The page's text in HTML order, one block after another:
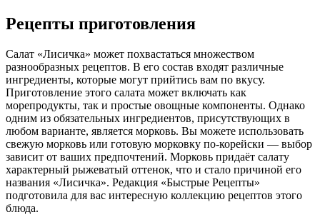
Рецепты приготовления
Салат «Лисичка» может похвастаться множеством
разнообразных рецептов. В его состав входят различные
ингредиенты, которые могут прийтись вам по вкусу.
Приготовление этого салата может включать как
морепродукты, так и простые овощные компоненты. Однако
одним из обязательных ингредиентов, присутствующих в
любом варианте, является морковь. Вы можете использовать
свежую морковь или готовую морковку по-корейски — выбор
зависит от ваших предпочтений. Морковь придаёт салату
характерный рыжеватый оттенок, что и стало причиной его
названия «Лисичка». Редакция «Быстрые Рецепты»
подготовила для вас интересную коллекцию рецептов этого
блюда.